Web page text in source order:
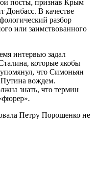
посты, признав Крым
Донбасс. В качестве
разбор
или заимствованного
интервью задал
которые якобы
что Симоньян
вождем.
знать, что термин
Петру Порошенко не